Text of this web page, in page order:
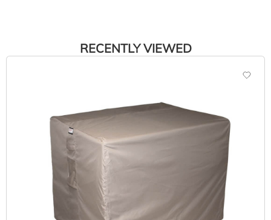
RECENTLY VIEWED